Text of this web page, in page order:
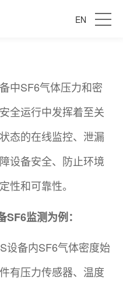
EN
中SF6气体压力和密
全运行中发挥着至关
态的在线监控、泄漏
设备安全、防止环境
性和可靠性。
监测为例：
设备内SF6气体密度始
有压力传感器、温度